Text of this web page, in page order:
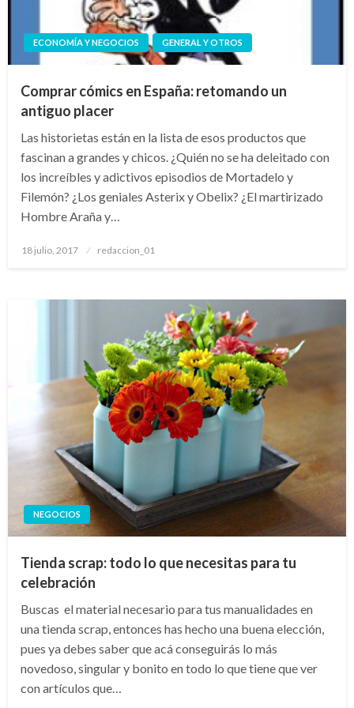
ECONOMÍA Y NEGOCIOS GENERAL Y OTROS
Comprar cómics en España: retomando un
antiguo placer
Las historietas están en la lista de esos productos que
fascinan a grandes y chicos. ¿Quién no se ha deleitado con
los increíbles y adictivos episodios de Mortadelo y
Filemón? ¿Los geniales Asterix y Obelix? ¿El martirizado
Hombre Araña y…
Publicado
18 julio, 2017 redaccion_01
NEGOCIOS
Tienda scrap: todo lo que necesitas para tu
celebración
Buscas el material necesario para tus manualidades en
una tienda scrap, entonces has hecho una buena elección,
pues ya debes saber que acá conseguirás lo más
novedoso, singular y bonito en todo lo que tiene que ver
con artículos que…